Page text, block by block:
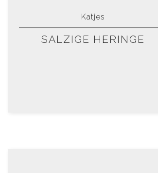
Katjes
SALZIGE HERINGE